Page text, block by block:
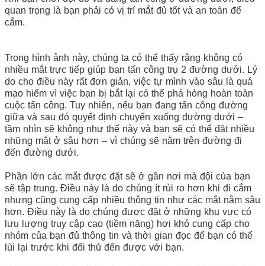
quan trọng là bạn phải có vị trí mắt đủ tốt và an toàn để
cắm.
Trong hình ảnh này, chúng ta có thể thấy rằng không có
nhiều mắt trực tiếp giúp bạn tấn công trụ 2 đường dưới. Lý
do cho điều này rất đơn giản, việc tự mình vào sâu là quá
mạo hiểm vì việc bạn bị bắt lại có thể phá hỏng hoàn toàn
cuộc tấn công. Tuy nhiên, nếu bạn đang tấn công đường
giữa và sau đó quyết định chuyển xuống đường dưới –
tầm nhìn sẽ không như thế này và bạn sẽ có thể đặt nhiều
những mắt ở sâu hơn – vì chúng sẽ nằm trên đường đi
đến đường dưới.
Phần lớn các mắt được đặt sẽ ở gần nơi mà đội của bạn
sẽ tập trung. Điều này là do chúng ít rủi ro hơn khi đi cắm
nhưng cũng cung cấp nhiều thông tin như các mắt nằm sâu
hơn. Điều này là do chúng được đặt ở những khu vực có
lưu lượng truy cập cao (tiềm năng) hơi khó cung cấp cho
nhóm của bạn đủ thông tin và thời gian đọc để bạn có thể
lùi lại trước khi đối thủ đến được với bạn.